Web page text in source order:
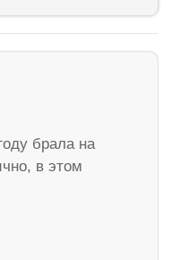
брала на
в этом